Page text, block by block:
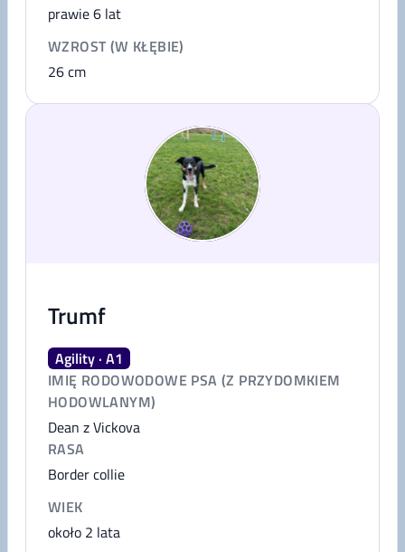
prawie 6 lat
WZROST (W KŁĘBIE)
26cm
Trumf
Agility · A1
IMIĘ RODOWODOWE PSA (Z PRZYDOMKIEM
HODOWLANYM)
Dean z Vickova
RASA
Border collie
WIEK
około 2 lata